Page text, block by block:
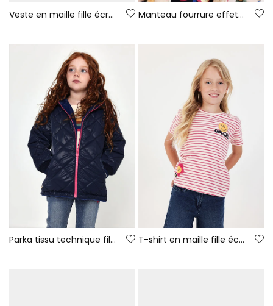
Veste en maille fille écrue multicolore à capuche Manteau fourrure effet mouton fille écru imprimé multicolore
Parka tissu technique fille bleu marine matelassée T-shirt en maille fille écru rayé avec patches